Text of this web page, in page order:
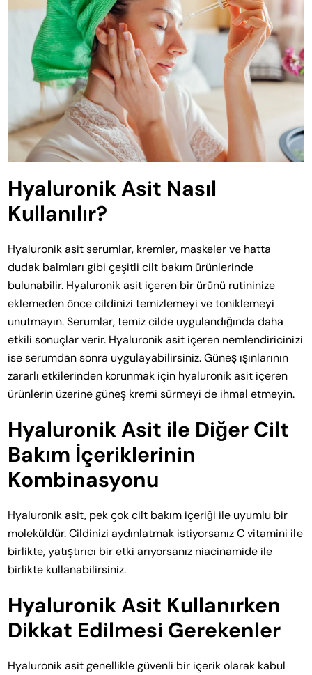
Hyaluronik Asit Nasıl
Kullanılır?
Hyaluronik asit serumlar, kremler, maskeler ve hatta
dudak balmları gibi çeşitli cilt bakım ürünlerinde
bulunabilir. Hyaluronik asit içeren bir ürünü rutininize
eklemeden önce cildinizi temizlemeyi ve toniklemeyi
unutmayın. Serumlar, temiz cilde uygulandığında daha
etkili sonuçlar verir. Hyaluronik asit içeren nemlendiricinizi
ise serumdan sonra uygulayabilirsiniz. Güneş ışınlarının
zararlı etkilerinden korunmak için hyaluronik asit içeren
ürünlerin üzerine güneş kremi sürmeyi de ihmal etmeyin.
Hyaluronik Asit ile Diğer Cilt
Bakım İçeriklerinin
Kombinasyonu
Hyaluronik asit, pek çok cilt bakım içeriği ile uyumlu bir
moleküldür. Cildinizi aydınlatmak istiyorsanız C vitamini ile
birlikte, yatıştırıcı bir etki arıyorsanız niacinamide ile
birlikte kullanabilirsiniz.
Hyaluronik Asit Kullanırken
Dikkat Edilmesi Gerekenler
Hyaluronik asit genellikle güvenli bir içerik olarak kabul